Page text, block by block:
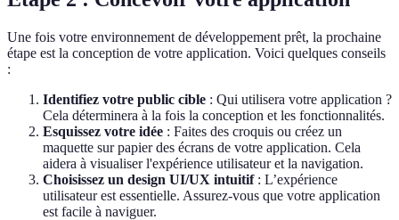
Une fois votre environnement de développement prêt, la prochaine
étape est la conception de votre application. Voici quelques conseils
:
Identifiez votre public cible : Qui utilisera votre application ?
Cela déterminera à la fois la conception et les fonctionnalités.
Esquissez votre idée : Faites des croquis ou créez un
maquette sur papier des écrans de votre application. Cela
aidera à visualiser l'expérience utilisateur et la navigation.
Choisissez un design UI/UX intuitif: L’expérience
utilisateur est essentielle. Assurez-vous que votre application
est facile à naviguer.